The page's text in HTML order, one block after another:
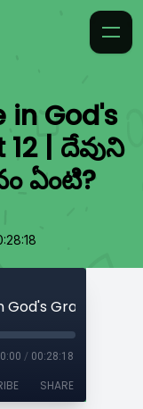
in God's
| దేవుని
ఏంటి?
/ 00:28:18
SHARE